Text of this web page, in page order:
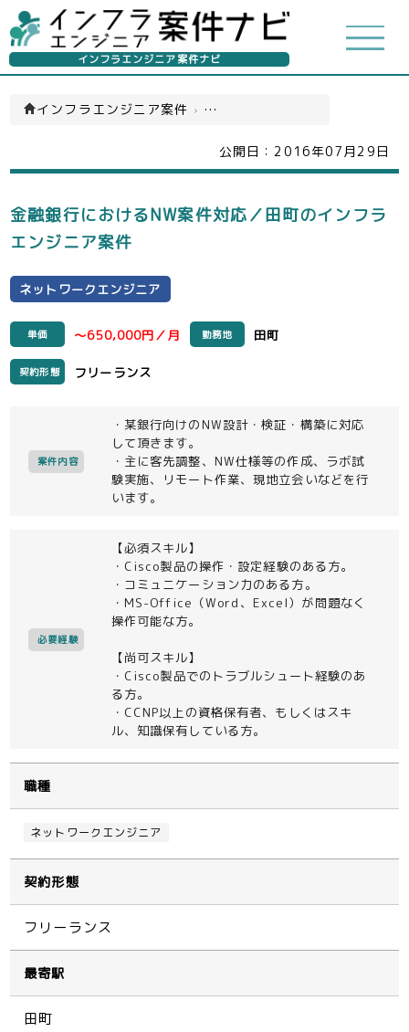
インフラエンジニア案件ナビ
インフラエンジニア案件 › ネットワークエンジニア(一覧)
公開日： 2016年07月29日
金融銀行におけるNW案件対応／田町のインフラ
エンジニア案件
ネットワークエンジニア
単価 ～650,000円／月 勤務地 田町
契約形態 フリーランス
案件内容
・某銀行向けのNW設計・検証・構築に対応
して頂きます。
・主に客先調整、NW仕様等の作成、ラボ試
験実施、リモート作業、現地立会いなどを行
います。
必要経験
【必須スキル】
・Cisco製品の操作・設定経験のある方。
・コミュニケーション力のある方。
・MS-Office（Word、Excel）が問題なく
操作可能な方。
【尚可スキル】
・Cisco製品でのトラブルシュート経験のあ
る方。
・CCNP以上の資格保有者、もしくはスキ
ル、知識保有している方。
職種
ネットワークエンジニア
契約形態
フリーランス
最寄駅
田町